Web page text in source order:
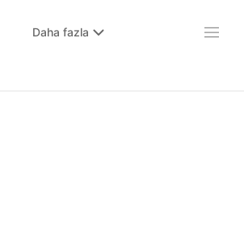
Daha fazla